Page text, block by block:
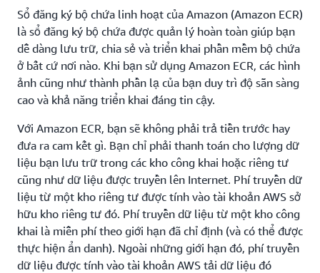
Sổ đăng ký bộ chứa linh hoạt của Amazon (Amazon ECR)
là sổ đăng ký bộ chứa được quản lý hoàn toàn giúp bạn
dễ dàng lưu trữ, chia sẻ và triển khai phần mềm bộ chứa
ở bất cứ nơi nào. Khi bạn sử dụng Amazon ECR, các hình
ảnh cũng như thành phần lạ của bạn duy trì độ sẵn sàng
cao và khả năng triển khai đáng tin cậy.
Với Amazon ECR, bạn sẽ không phải trả tiền trước hay
đưa ra cam kết gì. Bạn chỉ phải thanh toán cho lượng dữ
liệu bạn lưu trữ trong các kho công khai hoặc riêng tư
cũng như dữ liệu được truyền lên Internet. Phí truyền dữ
liệu từ một kho riêng tư được tính vào tài khoản AWS sở
hữu kho riêng tư đó. Phí truyền dữ liệu từ một kho công
khai là miễn phí theo giới hạn đã chỉ định (và có thể được
thực hiện ẩn danh). Ngoài những giới hạn đó, phí truyền
dữ liệu được tính vào tài khoản AWS tải dữ liệu đó